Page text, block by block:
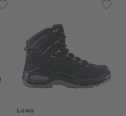
Lowa